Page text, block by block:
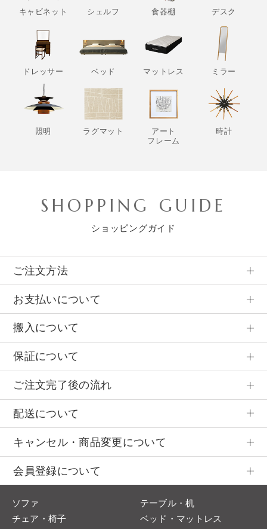
キャビネット シェルフ 食器棚 デスク
ドレッサー ベッド マットレス ミラー
照明 ラグマット
アート
フレーム
時計
SHOPPING GUIDE
ショッピングガイド
ご注文方法
お支払いについて
搬入について
保証について
ご注文完了後の流れ
配送について
キャンセル・商品変更について
会員登録について
ソファ
テーブル・机
チェア・椅子
ベッド・マットレス